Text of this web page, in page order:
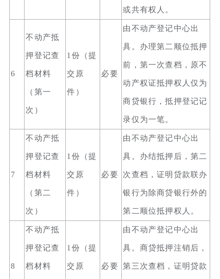
或共有权人。
6
不动产抵
押登记查
档材料
（第一
次）
1份（提
交原
件）
必要
由不动产登记中心出
具。办理第二顺位抵押
前，第一次查档，原不
动产权证抵押权人仅为
商贷银行，抵押登记记
录仅为一笔。
7
不动产抵
押登记查
档材料
（第二
次）
1份（提
交原
件）
必要
由不动产登记中心出
具。办结抵押后，第二
次查档，证明贷款联办
银行为除商贷银行外的
第二顺位抵押权人。
8
不动产抵
押登记查
档材料
1份（提
交原 必要
由不动产登记中心出
具。商贷抵押注销后，
第三次查档，证明贷款